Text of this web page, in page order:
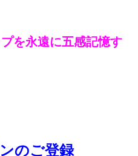
を永遠に五感記憶す
のご登録